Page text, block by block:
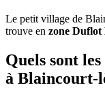
Le petit village de
trouve en zone Duflot
Quels sont
à Blaincourt-